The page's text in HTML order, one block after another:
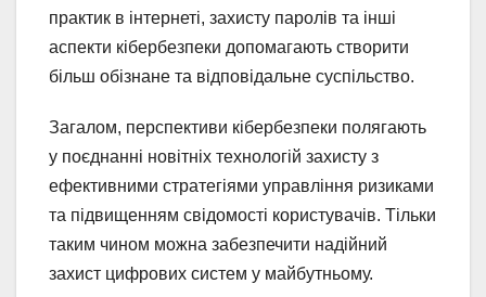
практик в інтернеті, захисту паролів та інші
аспекти кібербезпеки допомагають створити
більш обізнане та відповідальне суспільство.
Загалом, перспективи кібербезпеки полягають
у поєднанні новітніх технологій захисту з
ефективними стратегіями управління ризиками
та підвищенням свідомості користувачів. Тільки
таким чином можна забезпечити надійний
захист цифрових систем у майбутньому.